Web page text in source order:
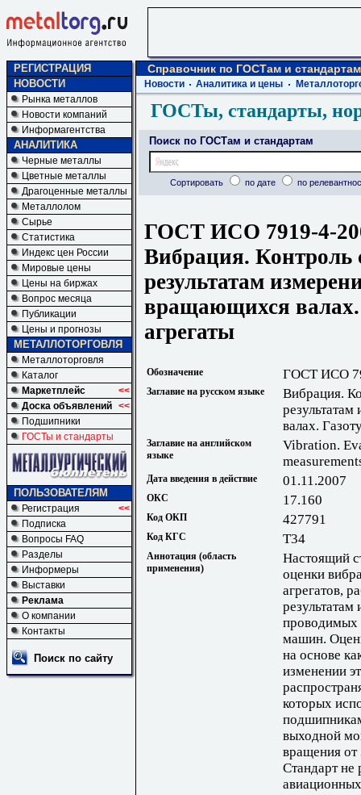
РЕГИСТРАЦИЯ
НОВОСТИ
Рынка металлов
Новости компаний
Информагентства
АНАЛИТИКА
Черные металлы
Цветные металлы
Драгоценные металлы
Металлолом
Сырье
Статистика
Индекс цен России
Мировые цены
Цены на биржах
Вопрос месяца
Публикации
Цены и прогнозы
МЕТАЛЛОТОРГОВЛЯ
Металлоторговля
Каталог
Маркетплейс
<<
Доска объявлений <<
Подшипники
ГОСТы и стандарты
ПОЛЬЗОВАТЕЛЯМ
Регистрация
<<
Подписка
Вопросы FAQ
Разделы
Информеры
Выставки
Реклама
О компании
Контакты
Поиск по сайту
Справочник по ГОСТам и стандартам
Новости Аналитика и цены
ГОСТы, стандарты,
Поиск по ГОСТам и стандартам
Сортировать по дате по
ГОСТ ИСО 7919-4-
Вибрация. Контроль
результатам
вращающихся
агрегаты
Обозначение ГОСТ ИСО
Заглавие на русском языке
Вибрация.
валах.
Заглавие на английском
языке
Vibration.
Дата введения в действие 01.11.2007
ОКС 17.160
Код ОКП 427791
Код КГС Т34
Аннотация (область
применения)
Настоящий
оценки
агрегатов,
проводимых
машин.
на основе
изменении
которых
выходной
вращения
Стандарт не